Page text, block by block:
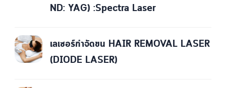
ND: YAG) :Spectra Laser
เลเซอร์กำจัดขน HAIR REMOVAL LASER
(DIODE LASER)